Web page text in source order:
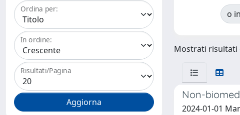
Ordina per:
In ordine:
Risultati/Pagina
o
Mostrati risultati
Non-
2024-01-01